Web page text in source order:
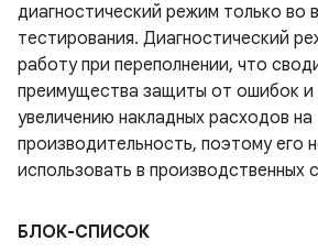
диагностический режим только во
тестирования. Диагностический
работу при переполнении, что
преимущества защиты от ошибок и
увеличению накладных расходов на
производительность, поэтому его
использовать в производственных
БЛОК-СПИСОК